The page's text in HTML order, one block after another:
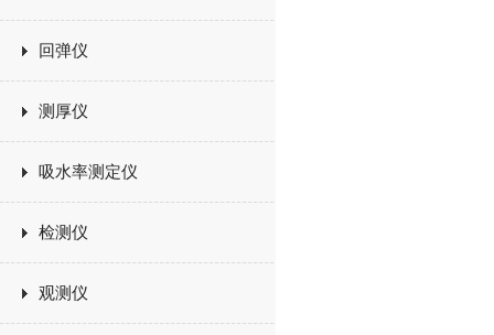
回弹仪
测厚仪
吸水率测定仪
检测仪
观测仪